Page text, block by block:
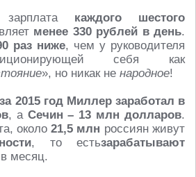
каждого шестого
менее 330 рублей в день.
раз ниже, чем у руководителя
себя как
», но никак не народное!
за 2015 год Миллер заработал в
, а Сечин – 13 млн долларов.
около21,5 млн россиян живут
, то естьзарабатывают
месяц.